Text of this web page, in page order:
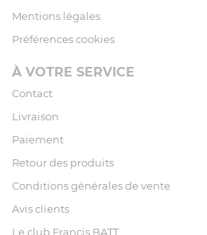
Mentions légales
Préférences cookies
À VOTRE SERVICE
Contact
Livraison
Paiement
Retour des produits
Conditions générales de vente
Avis clients
Le club Francis BATT